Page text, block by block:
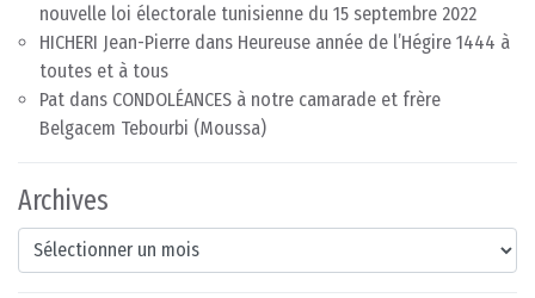
nouvelle loi électorale tunisienne du 15 septembre 2022
HICHERI Jean-Pierre dans Heureuse année de l’Hégire 1444 à
toutes et à tous
Pat dans CONDOLÉANCES à notre camarade et frère
Belgacem Tebourbi (Moussa)
Archives
Archives